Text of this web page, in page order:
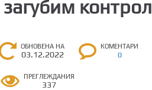
контрол
ОБНОВЕНА НА
03.12.2022
КОМЕНТАРИ
0
ПРЕГЛЕЖДАНИЯ
337